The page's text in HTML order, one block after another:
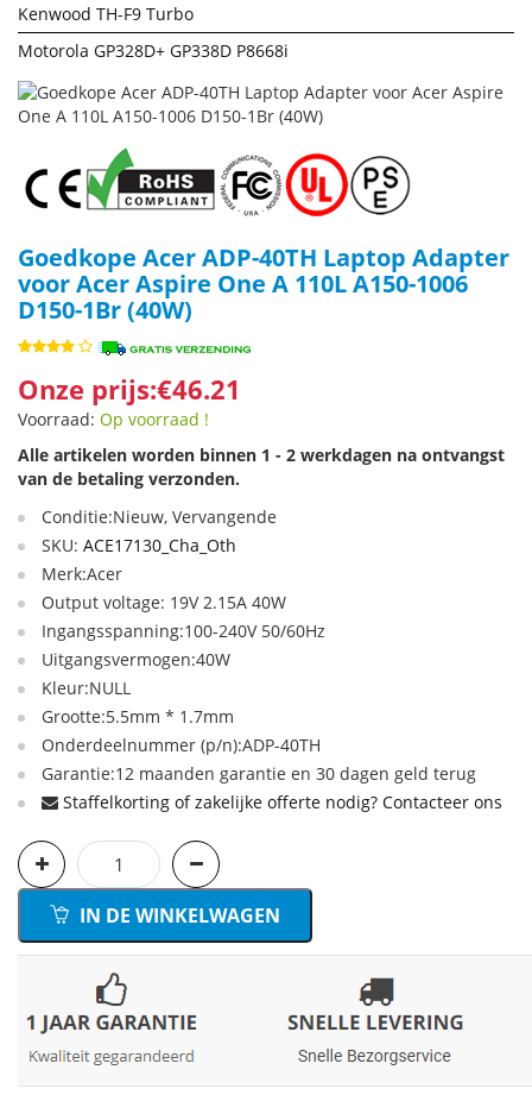
Kenwood TH-F9 Turbo
Motorola GP328D+ GP338D P8668i
Goedkope Acer ADP-40TH Laptop Adapter
voor Acer Aspire One A 110L A150-1006
D150-1Br (40W)
Onze prijs:€46.21
Voorraad: Op voorraad !
Alle artikelen worden binnen 1 - 2 werkdagen na ontvangst
van de betaling verzonden.
Conditie:Nieuw, Vervangende
SKU: ACE17130_Cha_Oth
Merk:Acer
Output voltage: 19V 2.15A 40W
Ingangsspanning:100-240V 50/60Hz
Uitgangsvermogen:40W
Kleur:NULL
Grootte:5.5mm * 1.7mm
Onderdeelnummer (p/n):ADP-40TH
Garantie:12 maanden garantie en 30 dagen geld terug
Staffelkorting of zakelijke offerte nodig? Contacteer ons
IN DE WINKELWAGEN